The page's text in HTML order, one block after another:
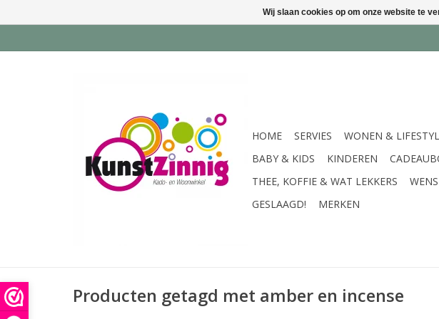
HOME SERVIES WONEN &
BABY & KIDS
KINDEREN
THEE, KOFFIE & WAT LEKKERS
GESLAAGD!
MERKEN
Producten getagd met amber en incense
Wij slaan cookies op om onze website te